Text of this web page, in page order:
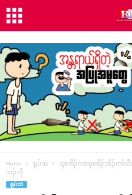
Home ရုပ်သံ
သုးကီၣ်ကးထုးထီၣ်သိၣ်တၢ်သီတ
ဘၣ်ဘှီ
ရုပ်သံ